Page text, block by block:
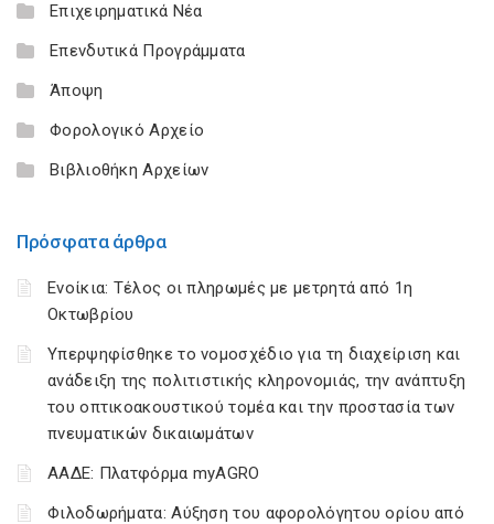
Επιχειρηματικά Νέα
Επενδυτικά Προγράμματα
Άποψη
Φορολογικό Αρχείο
Βιβλιοθήκη Αρχείων
Πρόσφατα άρθρα
Ενοίκια: Τέλος οι πληρωμές με μετρητά από 1η
Οκτωβρίου
Υπερψηφίσθηκε το νομοσχέδιο για τη διαχείριση και
ανάδειξη της πολιτιστικής κληρονομιάς, την ανάπτυξη
του οπτικοακουστικού τομέα και την προστασία των
πνευματικών δικαιωμάτων
ΑΑΔΕ: Πλατφόρμα myAGRO
Φιλοδωρήματα: Αύξηση του αφορολόγητου ορίου από